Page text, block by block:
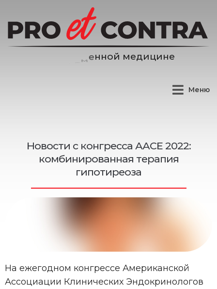
медицине
Меню
Новости с конгресса ААСЕ 2022:
комбинированная терапия
гипотиреоза
На ежегодном конгрессе Американской
Ассоциации Клинических Эндокринологов